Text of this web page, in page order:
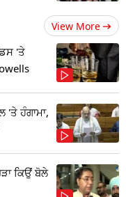
View More
'ਤੇ
'ਤੇ ਹੰਗਾਮਾ,
ਕਿਉਂ ਬੋਲੇ